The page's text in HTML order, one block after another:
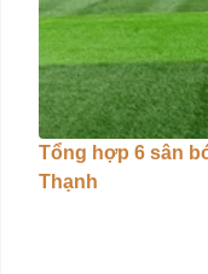
Tổng hợp 6 sân
Thạnh